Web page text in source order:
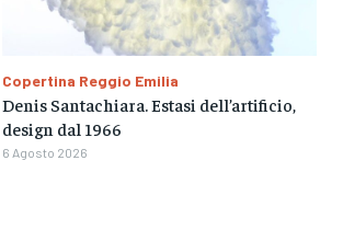
Copertina Reggio Emilia
Denis Santachiara. Estasi dell’artificio,
design dal 1966
6 Agosto 2026